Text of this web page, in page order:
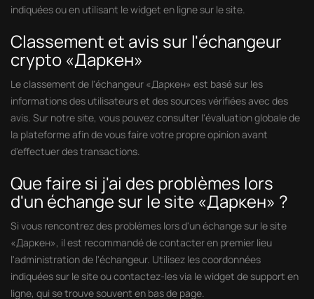
indiquées ou en utilisant le widget en ligne sur le site.
Classement et avis sur l'échangeur
crypto «Даркен»
Le classement de l'échangeur «Даркен» est basé sur les
informations des utilisateurs et des sources vérifiées avec des
avis. Sur notre site, vous pouvez consulter l'évaluation globale de
la plateforme afin de vous faire votre propre opinion avant
d'effectuer des transactions.
Que faire si j'ai des problèmes lors
d'un échange sur le site «Даркен» ?
Si vous rencontrez des problèmes lors d'un échange sur le site
«Даркен», il est recommandé de contacter en premier lieu
l'administration de l'échangeur. Utilisez les coordonnées
indiquées sur le site ou contactez-les via le widget de support en
ligne, qui se trouve souvent en bas de page.